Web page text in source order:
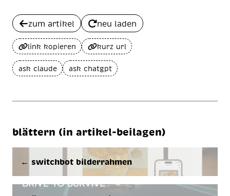
zum artikel neu laden
link kopieren kurz url
ask claude ask chatgpt
blättern (in artikel-beilagen)
← switchbot bilderrahmen